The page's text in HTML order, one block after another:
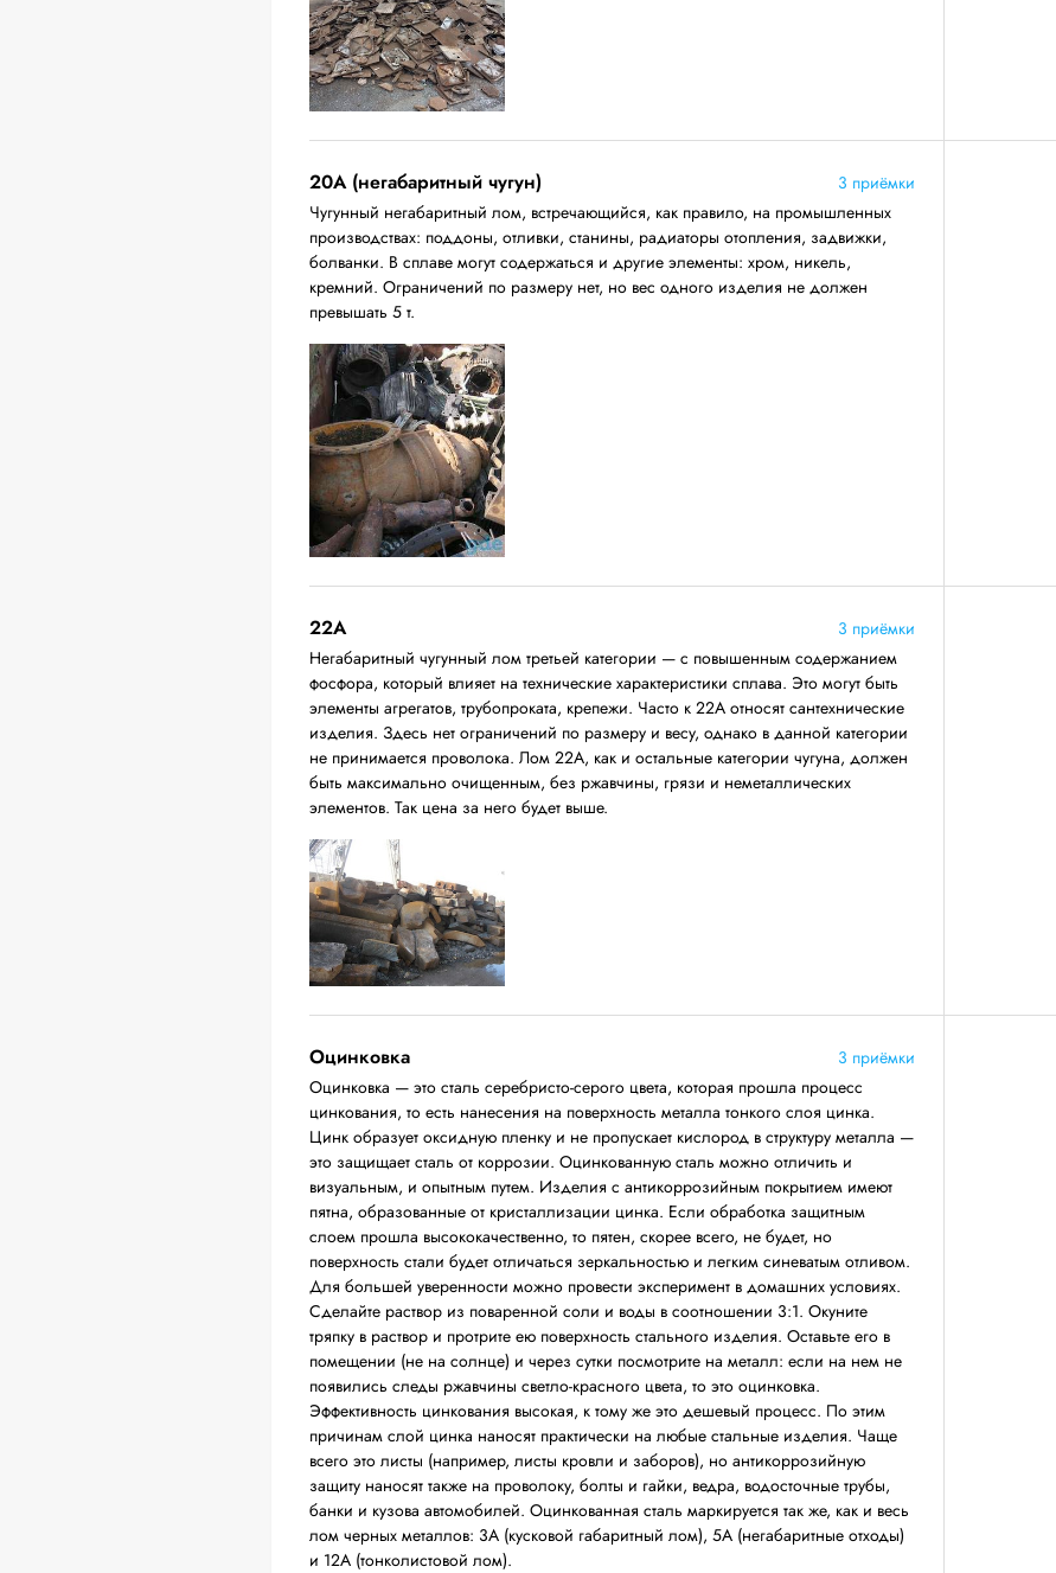
20A (негабаритный чугун)
3 приёмки
Чугунный негабаритный лом, встречающийся, как правило, на промышленных
производствах: поддоны, отливки, станины, радиаторы отопления, задвижки,
болванки. В сплаве могут содержаться и другие элементы: хром, никель,
кремний. Ограничений по размеру нет, но вес одного изделия не должен
превышать 5 т.
22A
3 приёмки
Негабаритный чугунный лом третьей категории — с повышенным содержанием
фосфора, который влияет на технические характеристики сплава. Это могут быть
элементы агрегатов, трубопроката, крепежи. Часто к 22А относят сантехнические
изделия. Здесь нет ограничений по размеру и весу, однако в данной категории
не принимается проволока. Лом 22А, как и остальные категории чугуна, должен
быть максимально очищенным, без ржавчины, грязи и неметаллических
элементов. Так цена за него будет выше.
Оцинковка
3 приёмки
Оцинковка — это сталь серебристо-серого цвета, которая прошла процесс
цинкования, то есть нанесения на поверхность металла тонкого слоя цинка.
Цинк образует оксидную пленку и не пропускает кислород в структуру металла —
это защищает сталь от коррозии. Оцинкованную сталь можно отличить и
визуальным, и опытным путем. Изделия с антикоррозийным покрытием имеют
пятна, образованные от кристаллизации цинка. Если обработка защитным
слоем прошла высококачественно, то пятен, скорее всего, не будет, но
поверхность стали будет отличаться зеркальностью и легким синеватым отливом.
Для большей уверенности можно провести эксперимент в домашних условиях.
Сделайте раствор из поваренной соли и воды в соотношении 3:1. Окуните
тряпку в раствор и протрите ею поверхность стального изделия. Оставьте его в
помещении (не на солнце) и через сутки посмотрите на металл: если на нем не
появились следы ржавчины светло-красного цвета, то это оцинковка.
Эффективность цинкования высокая, к тому же это дешевый процесс. По этим
причинам слой цинка наносят практически на любые стальные изделия. Чаще
всего это листы (например, листы кровли и заборов), но антикоррозийную
защиту наносят также на проволоку, болты и гайки, ведра, водосточные трубы,
банки и кузова автомобилей. Оцинкованная сталь маркируется так же, как и весь
лом черных металлов: 3А (кусковой габаритный лом), 5А (негабаритные отходы)
и 12А (тонколистовой лом).